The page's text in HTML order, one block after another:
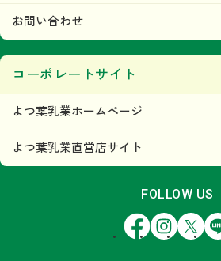
お問い合わせ
コーポレートサイト
よつ葉乳業ホームページ
よつ葉乳業直営店サイト
FOLLOW US
FacebookInstagram
X LINE